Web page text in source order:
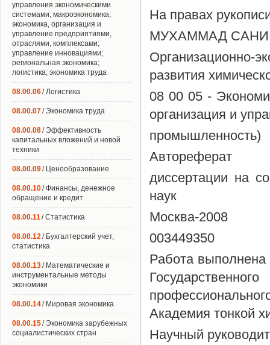
На правах
МУХАММАД
Организационно-
развития
08 00 05 -
организация и
промышленность)
Автореферат
диссертации на
наук
Москва-2008
003449350
Работа выполнена
Академия тонкой
Научный
управления экономическими
системами; макроэкономика;
экономика, организация и
управление предприятиями,
отраслями, комплексами;
управление инновациями;
региональная экономика;
логистика; экономика труда
08.00.06/ Логистика
08.00.07/ Экономика труда
08.00.08/ Эффективность
капитальных вложений и новой
техники
08.00.09/ Ценообразование
08.00.10/ Финансы, денежное
обращение и кредит
08.00.11/ Статистика
08.00.12/ Бухгалтерский учет,
статистика
08.00.13/ Математические и
инструментальные методы
экономики
08.00.14/ Мировая экономика
08.00.15/ Экономика зарубежных
социалистических стран